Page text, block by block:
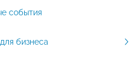
события
бизнеса